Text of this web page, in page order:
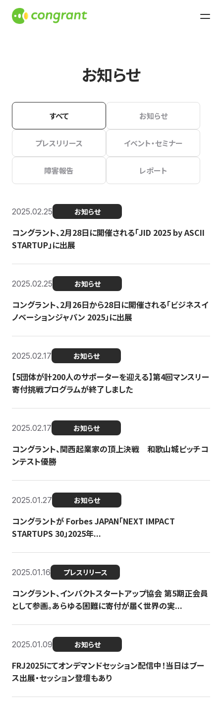
お知らせ
すべて お知らせ
プレスリリース イベント・セミナー
障害報告 レポート
2025.02.25 お知らせ
コングラント、2月28日に開催される「JID 2025 by ASCII
STARTUP」に出展
2025.02.25 お知らせ
コングラント、2月26日から28日に開催される「ビジネスイ
ノベーションジャパン 2025」に出展
2025.02.17 お知らせ
【5団体が計200人のサポーターを迎える】​​第4回マンスリー
寄付挑戦プログラムが終了しました
2025.02.17 お知らせ
コングラント、関西起業家の頂上決戦 和歌山城ピッチコ
ンテスト優勝
2025.01.27 お知らせ
コングラントが Forbes JAPAN「NEXT IMPACT
STARTUPS 30」2025年...
2025.01.16 プレスリリース
コングラント、インパクトスタートアップ協会 第5期正会員
として参画。あらゆる困難に寄付が届く世界の実...
2025.01.09 お知らせ
FRJ2025にてオンデマンドセッション配信中！当日はブー
ス出展・セッション登壇もあり